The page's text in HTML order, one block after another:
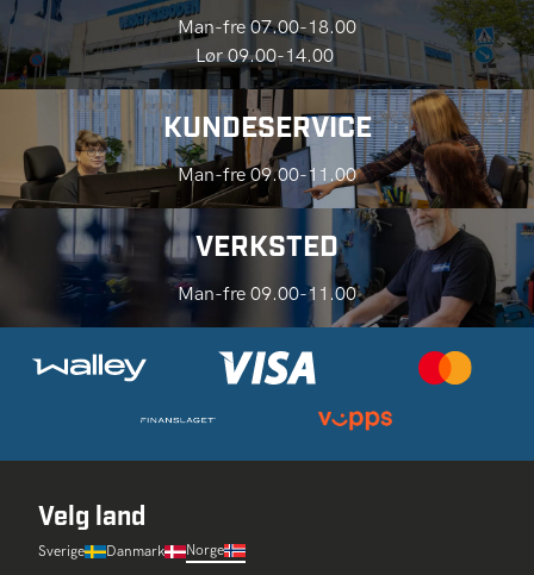
Man-fre 07.00-18.00
Lør 09.00-14.00
KUNDESERVICE
Man-fre 09.00-11.00
VERKSTED
Man-fre 09.00-11.00
Velg land
Sverige Danmark Norge